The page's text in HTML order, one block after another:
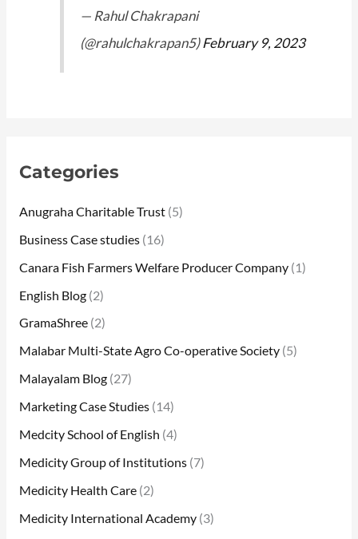
— Rahul Chakrapani
(@rahulchakrapan5)February 9, 2023
Categories
Anugraha Charitable Trust(5)
Business Case studies(16)
Canara Fish Farmers Welfare Producer Company(1)
English Blog(2)
GramaShree(2)
Malabar Multi-State Agro Co-operative Society(5)
Malayalam Blog(27)
Marketing Case Studies(14)
Medcity School of English (4)
Medicity Group of Institutions(7)
Medicity Health Care(2)
Medicity International Academy(3)